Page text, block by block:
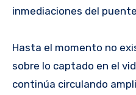
inmediaciones del
Hasta el momento no
sobre lo captado en el
continúa circulando